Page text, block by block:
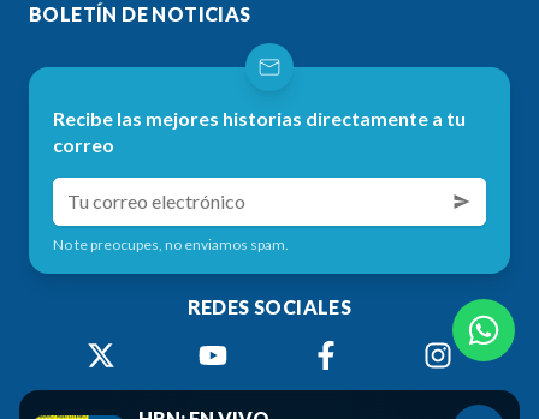
BOLETÍN DE NOTICIAS
Recibe las mejores historias directamente a tu
correo
No te preocupes, no enviamos spam.
REDES SOCIALES